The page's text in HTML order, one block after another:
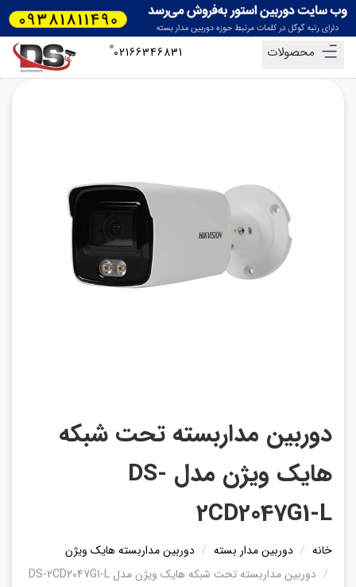
محصولات 02166346831
دوربین مداربسته تحت شبکه
هایک ویژن مدل DS-
2CD2047G1-L
خانه دوربین مدار بسته
دوربین مداربسته هایک ویژن
دوربین مداربسته تحت شبکه هایک ویژن مدل DS-2CD2047G1-L